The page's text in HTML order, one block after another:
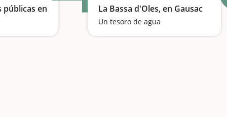
públicas en
Una experiencia relajante para el cuerpo y la mente envolventes de naturaleza
La Bassa d'Oles, en Gausac
Un tesoro de agua